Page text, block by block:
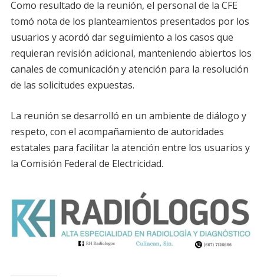
Como resultado de la reunión, el personal de la CFE
tomó nota de los planteamientos presentados por los
usuarios y acordó dar seguimiento a los casos que
requieran revisión adicional, manteniendo abiertos los
canales de comunicación y atención para la resolución
de las solicitudes expuestas.
La reunión se desarrolló en un ambiente de diálogo y
respeto, con el acompañamiento de autoridades
estatales para facilitar la atención entre los usuarios y
la Comisión Federal de Electricidad.